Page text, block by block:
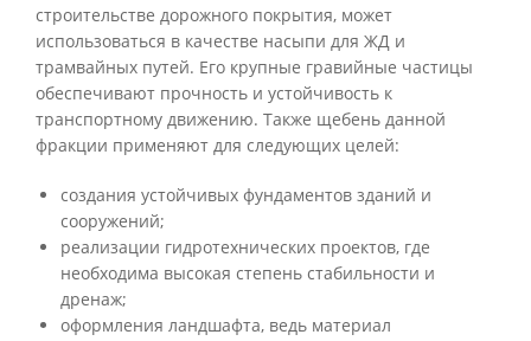
строительстве дорожного покрытия, может
использоваться в качестве насыпи для ЖД и
трамвайных путей. Его крупные гравийные частицы
обеспечивают прочность и устойчивость к
транспортному движению. Также щебень данной
фракции применяют для следующих целей:
создания устойчивых фундаментов зданий и
сооружений;
реализации гидротехнических проектов, где
необходима высокая степень стабильности и
дренаж;
оформления ландшафта, ведь материал